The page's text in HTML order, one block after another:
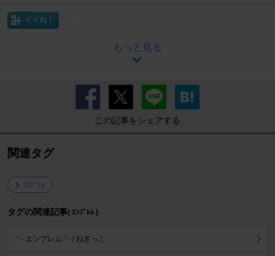
イイね！
もっと見る
この記事をシェアする
関連タグ
ｴﾝﾌﾞﾚﾑ
タグの関連記事( ｴﾝﾌﾞﾚﾑ )
エンブレム / ねぎっこ